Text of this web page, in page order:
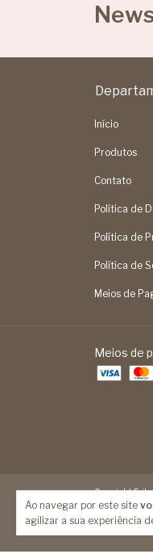
Ao navegar por este site
agilizar a sua experiência
Início
Produtos
Contato
Política de
Política de
Política de
Meios de
Meios de
Copyright